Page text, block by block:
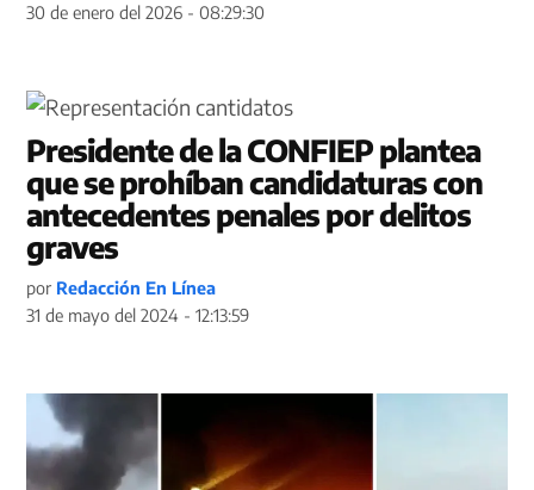
30 de enero del 2026 - 08:29:30
Presidente de la CONFIEP plantea
que se prohíban candidaturas con
antecedentes penales por delitos
graves
por Redacción En Línea
31 de mayo del 2024 - 12:13:59